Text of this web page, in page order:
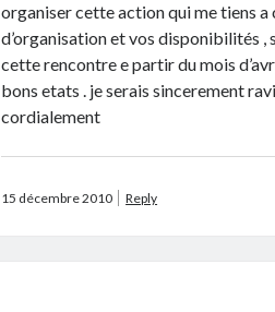
organiser cette action qui me tiens a
d’organisation et vos disponibilités ,
cette rencontre e partir du mois
bons etats . je serais sincerement
cordialement
15 décembre 2010 Reply